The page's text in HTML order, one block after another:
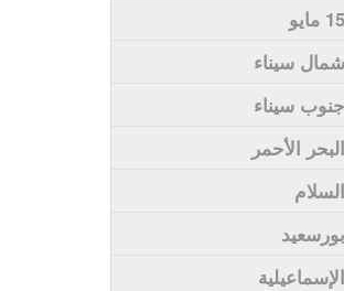
سيناء
سيناء
الأحمر